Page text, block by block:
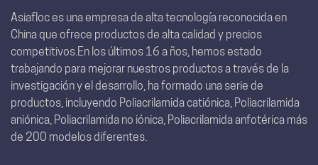
Asiafloc es una empresa de alta tecnología reconocida en
China que ofrece productos de alta calidad y precios
competitivos.En los últimos 16 a ños, hemos estado
trabajando para mejorar nuestros productos a través de la
investigación y el desarrollo, ha formado una serie de
productos, incluyendo Poliacrilamida catiónica, Poliacrilamida
aniónica, Poliacrilamida no iónica, Poliacrilamida anfotérica más
de 200 modelos diferentes.